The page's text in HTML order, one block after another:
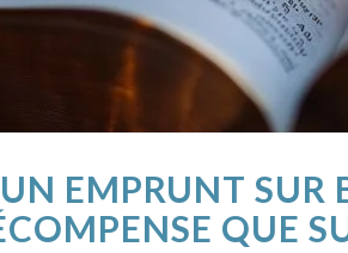
EMPRUNT
QUE